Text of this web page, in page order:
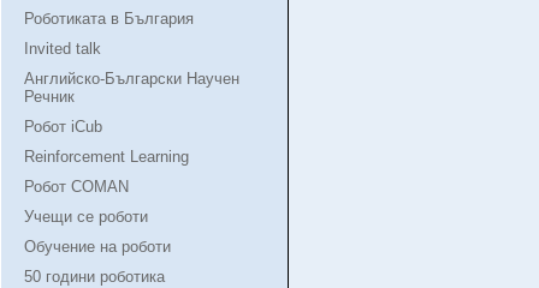
Роботиката в България
Invited talk
Английско-Български Научен
Речник
Робот iCub
Reinforcement Learning
Робот COMAN
Учещи се роботи
Обучение на роботи
50 години роботика